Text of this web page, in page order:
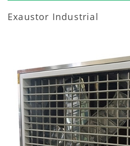
Exaustor Industrial